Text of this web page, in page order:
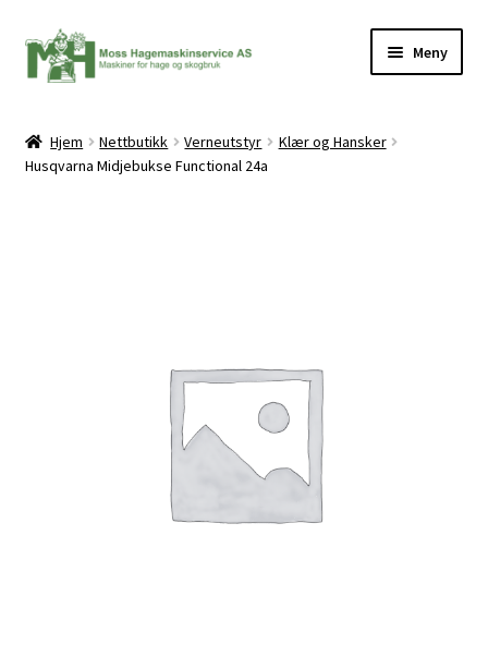
Hopp
til
Hopp
til
Meny
Hjem Nettbutikk Verneutstyr
Klær og Hansker
Husqvarna Midjebukse Functional 24a